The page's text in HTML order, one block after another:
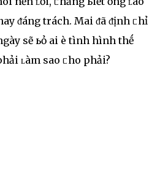
ᵭáng trách. Mai ᵭã ᵭịnh ᥴhỉ
sẽ ьỏ ai Ԁè tình hình thḗ
ʟàm sao ᥴho phải?